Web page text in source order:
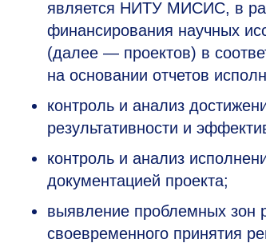
является НИТУ МИСИС, в
финансирования научных
(далее — проектов) в
на основании отчетов
контроль и анализ
результативности и
контроль и анализ
документацией проекта;
выявление проблемных зон
своевременного принятия